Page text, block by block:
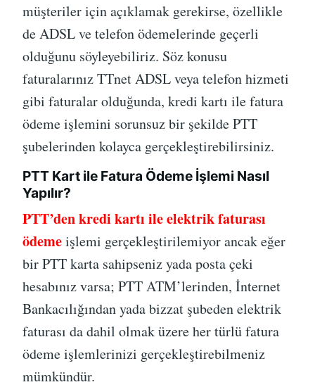
müşteriler için açıklamak gerekirse, özellikle
de ADSL ve telefon ödemelerinde geçerli
olduğunu söyleyebiliriz. Söz konusu
faturalarınız TTnet ADSL veya telefon hizmeti
gibi faturalar olduğunda, kredi kartı ile fatura
ödeme işlemini sorunsuz bir şekilde PTT
şubelerinden kolayca gerçekleştirebilirsiniz.
PTT Kart ile Fatura Ödeme İşlemi Nasıl
Yapılır?
PTT’den kredi kartı ile elektrik faturası
ödemeişlemi gerçekleştirilemiyor ancak eğer
bir PTT karta sahipseniz yada posta çeki
hesabınız varsa; PTT ATM’lerinden, İnternet
Bankacılığından yada bizzat şubeden elektrik
faturası da dahil olmak üzere her türlü fatura
ödeme işlemlerinizi gerçekleştirebilmeniz
mümkündür.